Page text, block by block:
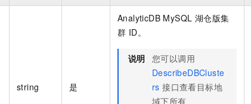
string 是
AnalyticDB MySQL 湖仓版集
群 ID。
说明 您可以调用
DescribeDBCluste
rs 接口查看目标地
域下所有